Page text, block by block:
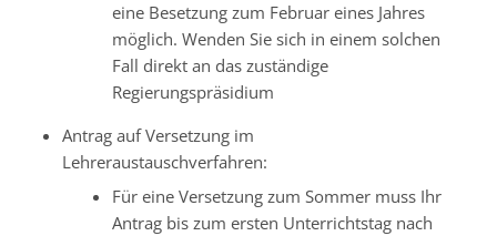
eine Besetzung zum Februar eines Jahres
möglich. Wenden Sie sich in einem solchen
Fall direkt an das zuständige
Regierungspräsidium
Antrag auf Versetzung im
Lehreraustauschverfahren:
Für eine Versetzung zum Sommer muss Ihr
Antrag bis zum ersten Unterrichtstag nach